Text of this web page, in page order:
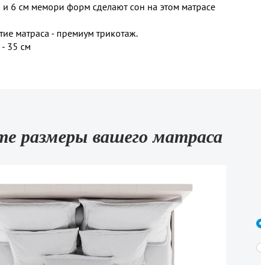
6 см мемори форм сделают сон на этом матрасе
матраса - премиум трикотаж.
- 35 см
размеры вашего матраса